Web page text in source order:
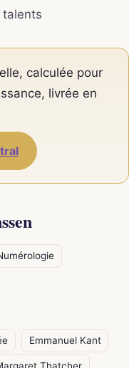
calculée pour
livrée en
Emmanuel Kant